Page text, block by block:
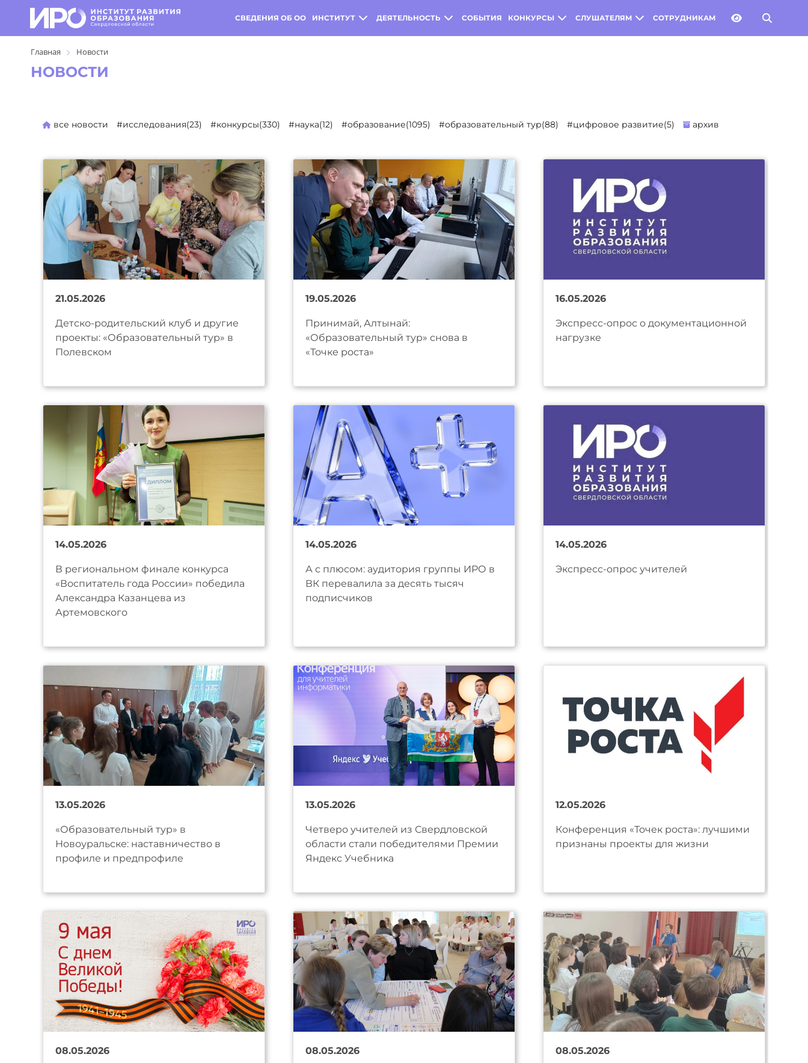
СВЕДЕНИЯ ОБ ОО ИНСТИТУТ ДЕЯТЕЛЬНОСТЬ СОБЫТИЯ КОНКУРСЫ СЛУШАТЕЛЯМ СОТРУДНИКАМ
Главная Новости
НОВОСТИ
все новости #исследования(23) #конкурсы(330) #наука(12) #образование(1095) #образовательный тур(88) #цифровое развитие(5) архив
21.05.2026
Детско-родительский клуб и другие
проекты: «Образовательный тур» в
Полевском
19.05.2026
Принимай, Алтынай:
«Образовательный тур» снова в
«Точке роста»
16.05.2026
Экспресс-опрос о документационной
нагрузке
14.05.2026
В региональном финале конкурса
«Воспитатель года России» победила
Александра Казанцева из
Артемовского
14.05.2026
А с плюсом: аудитория группы ИРО в
ВК перевалила за десять тысяч
подписчиков
14.05.2026
Экспресс-опрос учителей
13.05.2026
«Образовательный тур» в
Новоуральске: наставничество в
профиле и предпрофиле
13.05.2026
Четверо учителей из Свердловской
области стали победителями Премии
Яндекс Учебника
12.05.2026
Конференция «Точек роста»: лучшими
признаны проекты для жизни
08.05.2026 08.05.2026 08.05.2026